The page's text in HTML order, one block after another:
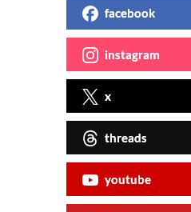
facebook
instagram
x
threads
youtube